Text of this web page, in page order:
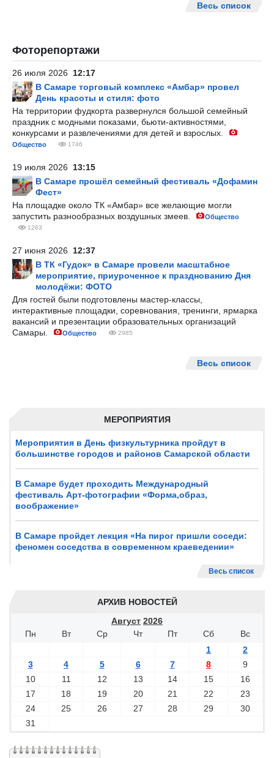
МЕРОПРИЯТИЯ
Мероприятия в День физкультурника пройдут в
большинстве городов и районов Самарской области
В Самаре будет проходить Международный
фестиваль Арт-фотографии «Форма,образ,
воображение»
В Самаре пройдет лекция «На пирог пришли соседи:
феномен соседства в современном краеведении»
Весь список
АРХИВ НОВОСТЕЙ
Август 2026
Пн
Вт Ср Чт Пт Сб
Вс
1
2
3
4 5 6 7 8
9
10
11 12 13 14 15
16
17
18 19 20 21 22
23
24
25 26 27 28 29
30
31
Весь список
Фоторепортажи
26 июля 2026 12:17
В Самаре торговый комплекс «Амбар» провел
День красоты и стиля: фото
На территории фудкорта развернулся большой семейный
праздник с модными показами, бьюти-активностями,
конкурсами и развлечениями для детей и взрослых.
Общество 1746
19 июля 2026 13:15
В Самаре прошёл семейный фестиваль «Дофамин
Фест»
На площадке около ТК «Амбар» все желающие могли
запустить разнообразных воздушных змеев.
Общество
1263
27 июня 2026 12:37
В ТК «Гудок» в Самаре провели масштабное
мероприятие, приуроченное к празднованию Дня
молодёжи: ФОТО
Для гостей были подготовлены мастер-классы,
интерактивные площадки, соревнования, тренинги, ярмарка
вакансий и презентации образовательных организаций
Самары.
Общество 2985
Весь список